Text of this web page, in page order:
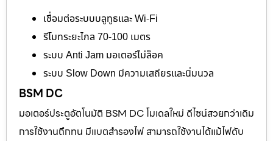
เชื่อมต่อระบบบลูทูธและ Wi-Fi
รีโมทระยะไกล 70-100 เมตร
ระบบ Anti Jam มอเตอร์ไม่ล็อค
ระบบ Slow Down มีความเสถียรและนิ่มนวล
BSM DC
มอเตอร์ประตูอัตโนมัติ BSM DC โมเดลใหม่ ดีไซน์สวยกว่าเดิม
การใช้งานถึกทน มีแบตสำรองไฟ สามารถใช้งานได้แม้ไฟดับ